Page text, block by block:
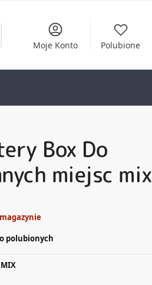
Moje Konto Polubione
Box Do
miejsc mix
polubionych